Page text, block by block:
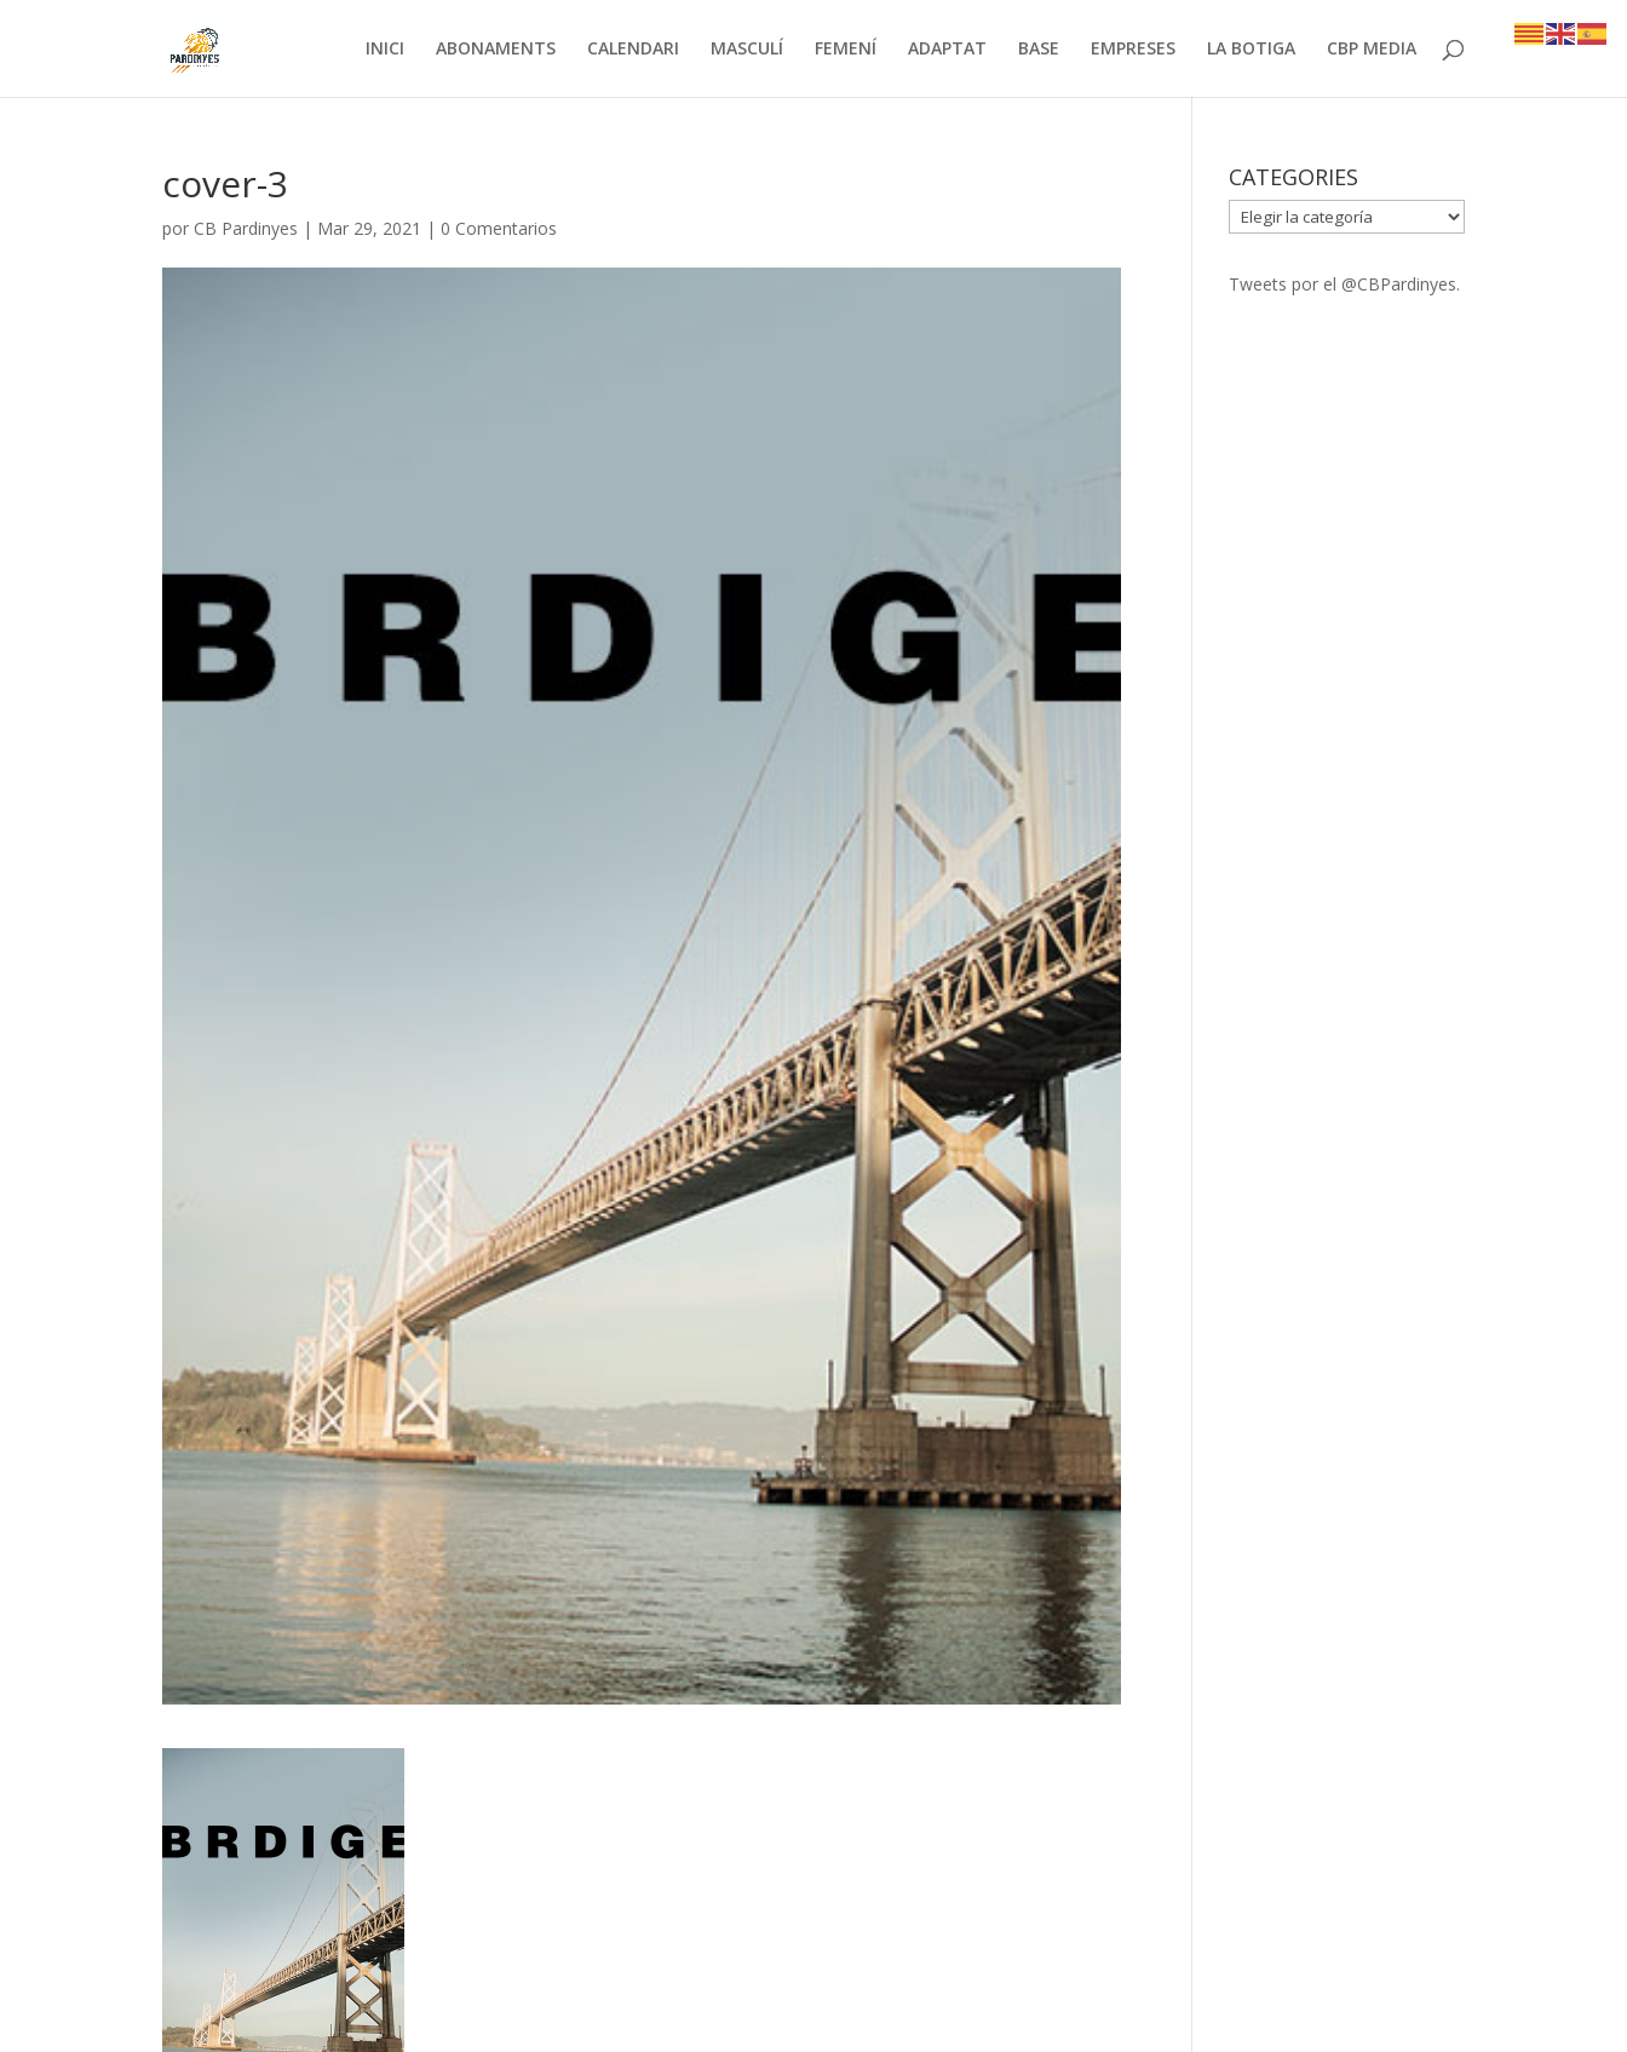
INICI ABONAMENTS CALENDARI MASCULÍ FEMENÍ ADAPTAT BASE EMPRESES LA BOTIGA CBP MEDIA
cover-3
por CB Pardinyes | Mar 29, 2021 | 0 Comentarios
CATEGORIES
CATEGORIES
Tweets por el @CBPardinyes.